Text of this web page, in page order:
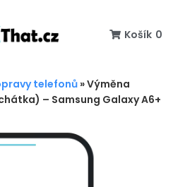
Košík 0
telefonů »Výměna
– Samsung Galaxy A6+